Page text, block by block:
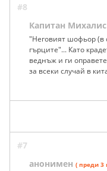
#8
Капитан Михалис
"Неговият шофьор (в
гърците"... Като
веднъж и ги
за всеки случай в
#7
анонимен ( преди 3